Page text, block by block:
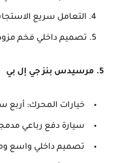
التعامل سريع
تصميم داخلي فخم مزود
5. مرسيدس بنز جي إل بي
خيارات المحرك: أربع
سيارة دفع رباعي
تصميم داخلي واسع